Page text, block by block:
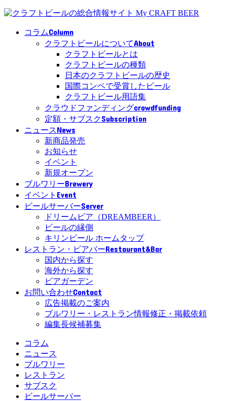
コラムColumn
クラフトビールについてAbout
クラフトビールとは
クラフトビールの種類
日本のクラフトビールの歴史
国際コンペで受賞したビール
クラフトビール用語集
クラウドファンディングcrowdfunding
定額・サブスクSubscription
ニュースNews
新商品発売
お知らせ
イベント
新規オープン
ブルワリーBrewery
イベント Event
ビールサーバーServer
ドリームビア（DREAMBEER）
ビールの縁側
キリンビール ホームタップ
レストラン・ビアバーRestaurant&Bar
国内から探す
海外から探す
ビアガーデン
お問い合わせContact
広告掲載のご案内
ブルワリー・レストラン情報修正・掲載依頼
編集長候補募集
コラム
ニュース
ブルワリー
レストラン
サブスク
ビールサーバー